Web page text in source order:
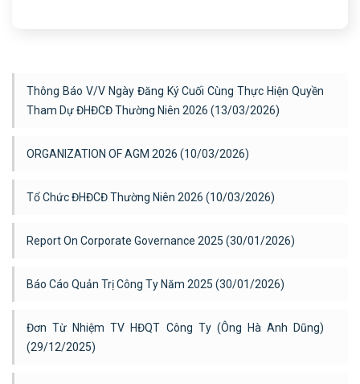
Thông Báo V/v Ngày Đăng Ký Cuối Cùng Thực Hiện Quyền
Tham Dự ĐHĐCĐ Thường Niên 2026 (13/03/2026)
ORGANIZATION OF AGM 2026 (10/03/2026)
Tổ Chức ĐHĐCĐ Thường Niên 2026 (10/03/2026)
Report On Corporate Governance 2025 (30/01/2026)
Báo Cáo Quản Trị Công Ty Năm 2025 (30/01/2026)
Đơn Từ Nhiệm TV HĐQT Công Ty (ông Hà Anh Dũng)
(29/12/2025)